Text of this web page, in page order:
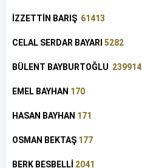
İZZETTİN BARIŞ 61413
CELAL SERDAR BAYARI 5282
BÜLENT BAYBURTOĞLU 239914
EMEL BAYHAN 170
HASAN BAYHAN 171
OSMAN BEKTAŞ 177
BERK BESBELLİ 2041